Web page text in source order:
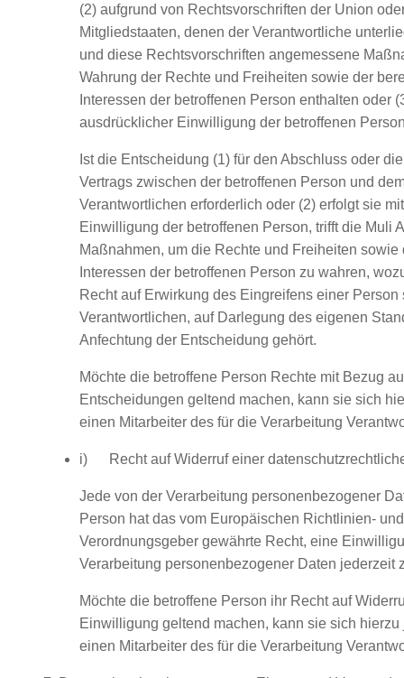
(2) aufgrund von Rechtsvorschriften der Union
Mitgliedstaaten, denen der Verantwortliche
und diese Rechtsvorschriften angemessene
Wahrung der Rechte und Freiheiten sowie der
Interessen der betroffenen Person enthalten oder
ausdrücklicher Einwilligung der betroffenen
Ist die Entscheidung (1) für den Abschluss oder
Vertrags zwischen der betroffenen Person und
Verantwortlichen erforderlich oder (2) erfolgt sie
Einwilligung der betroffenen Person, trifft die Muli
Maßnahmen, um die Rechte und Freiheiten sowie
Interessen der betroffenen Person zu wahren,
Recht auf Erwirkung des Eingreifens einer Person
Verantwortlichen, auf Darlegung des eigenen
Anfechtung der Entscheidung gehört.
Möchte die betroffene Person Rechte mit Bezug
Entscheidungen geltend machen, kann sie sich
einen Mitarbeiter des für die Verarbeitung
i) Recht auf Widerruf einer
Jede von der Verarbeitung personenbezogener
Person hat das vom Europäischen Richtlinien- und
Verordnungsgeber gewährte Recht, eine
Verarbeitung personenbezogener Daten jederzeit
Möchte die betroffene Person ihr Recht auf
Einwilligung geltend machen, kann sie sich hierzu
einen Mitarbeiter des für die Verarbeitung